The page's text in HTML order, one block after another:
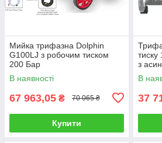
Мийка трифазна Dolphin
G100LJ з робочим тиском
200 Бар
В наявності
67 963,05 ₴ 70 065 ₴
Купити
з
год.
В
37